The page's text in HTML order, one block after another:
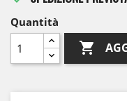
Quantità
